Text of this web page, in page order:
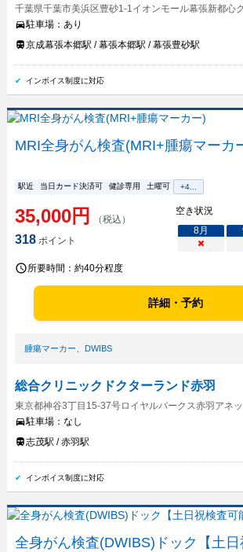
千葉県千葉市美浜区豊砂1-1イオンモール幕張新都心
駐車場： あり
京成幕張本郷駅 / 幕張本郷駅 / 幕張豊砂駅
インボイス制度に対応
MRI全身がん検査(MRI+腫瘍マーカ
駅近 当日カード決済可 健診専用 土曜可 +4...
35,000円 （税込）
318ポイント
空き状況
8月
×
所要時間： 約40分程度
詳細・予約
腫瘍マーカー、 DWIBS
総合クリニックドクターランド赤羽
東京都神谷3丁目15-37号ロイヤルパークス赤羽アネ
駐車場： なし
志茂駅 / 赤羽駅
インボイス制度に対応
全身がん検査(DWIBS)ドック【土日